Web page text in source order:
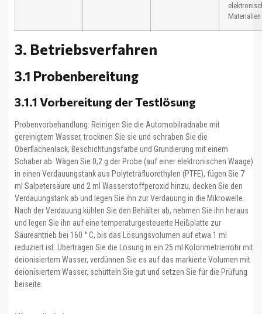
Materialien
3. Betriebsverfahren
3.1 Probenbereitung
3.1.1 Vorbereitung der Testlösung
Probenvorbehandlung: Reinigen Sie die Automobilradnabe mit
gereinigtem Wasser, trocknen Sie sie und schraben Sie die
Oberflächenlack, Beschichtungsfarbe und Grundierung mit einem
Schaber ab. Wägen Sie 0,2 g der Probe (auf einer elektronischen Waage)
in einen Verdauungstank aus Polytetrafluorethylen (PTFE), fügen Sie 7
ml Salpetersäure und 2 ml Wasserstoffperoxid hinzu, decken Sie den
Verdauungstank ab und legen Sie ihn zur Verdauung in die Mikrowelle.
Nach der Verdauung kühlen Sie den Behälter ab, nehmen Sie ihn heraus
und legen Sie ihn auf eine temperaturgesteuerte Heißplatte zur
Säureantrieb bei 160 ° C, bis das Lösungsvolumen auf etwa 1 ml
reduziert ist. Übertragen Sie die Lösung in ein 25 ml Kolorimetrierrohr mit
deionisiertem Wasser, verdünnen Sie es auf das markierte Volumen mit
deionisiertem Wasser, schütteln Sie gut und setzen Sie für die Prüfung
beiseite.